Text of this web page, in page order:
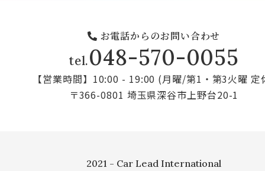
お電話からのお問い合わせ
tel.048-570-0055
【営業時間】10:00 - 19:00 (月曜/第1・第3火曜 定
〒366-0801 埼玉県深谷市上野台20-1
2021 - Car Lead International